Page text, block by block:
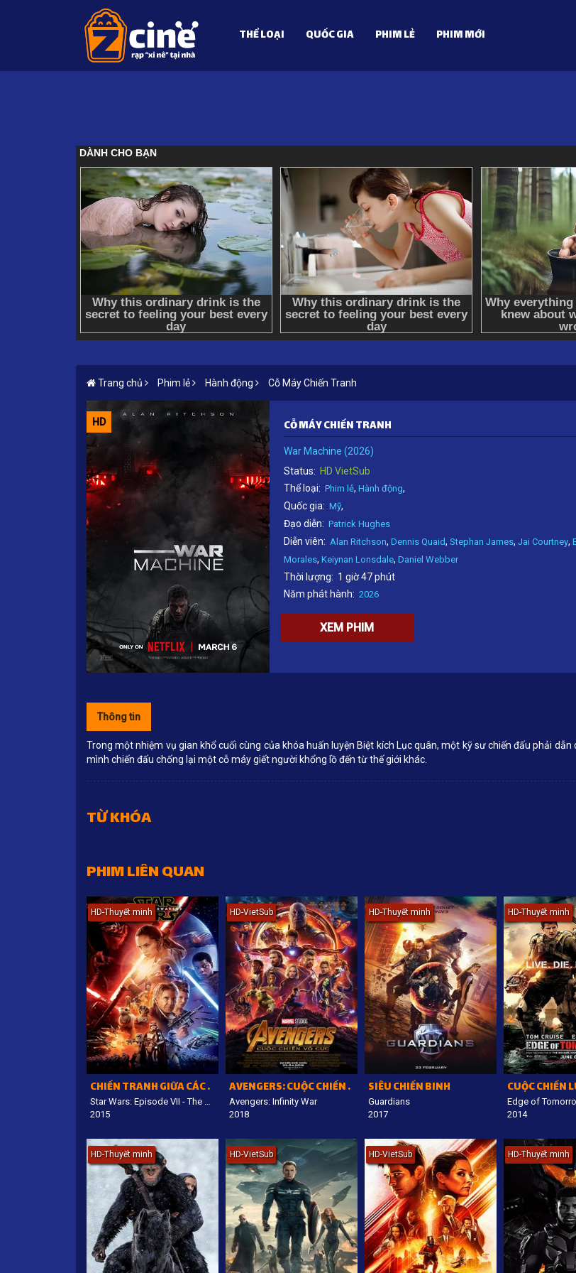
THỂ LOẠI QUỐC GIA PHIM LẺ PHIM MỚI
Trang chủ Phim lẻ Hành động Cỗ Máy Chiến Tranh
HD CỖ MÁY CHIẾN TRANH
War Machine (2026)
Status: HD VietSub
Thể loại: Phim lẻ,Hành động,
Quốc gia: Mỹ,
Đạo diễn: Patrick Hughes
Diễn viên: Alan Ritchson,Dennis Quaid,Stephan James,Jai Courtney,
Morales,Keiynan Lonsdale,Daniel Webber
Thời lượng: 1 giờ 47 phút
Năm phát hành: 2026
XEM PHIM
Thông tin
Trong một nhiệm vụ gian khổ cuối cùng của khóa huấn luyện Biệt kích Lục quân, một kỹ sư chiến đấu phải dẫn
mình chiến đấu chống lại một cỗ máy giết người khổng lồ đến từ thế giới khác.
TỪ KHÓA
PHIM LIÊN QUAN
HD-Thuyết minh
CHIẾN TRANH GIỮA CÁC VÌ SAO 7: THẦN LỰC THỨC TỈNH
2015
HD-VietSub
AVENGERS: CUỘC CHIẾN VÔ CỰC
Avengers: Infinity War
2018
HD-Thuyết minh
SIÊU CHIẾN BINH
Guardians
2017
HD-Thuyết minh
CUỘC CHIẾN
Edge of
2014
HD-Thuyết minh HD-VietSub HD-VietSub HD-Thuyết minh